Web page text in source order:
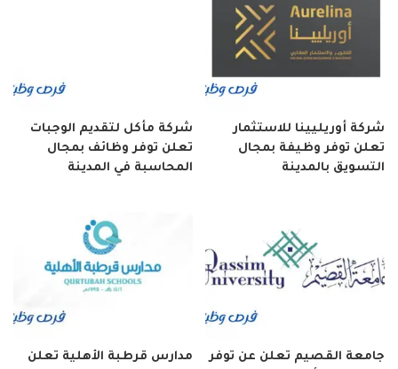
شركة أوريليينا للاستثمار
تعلن توفر وظيفة بمجال
التسويق بالمدينة
شركة مأكل لتقديم الوجبات
تعلن توفر وظائف بمجال
المحاسبة في المدينة
جامعة القصيم تعلن عن توفر مدارس قرطبة الأهلية تعلن